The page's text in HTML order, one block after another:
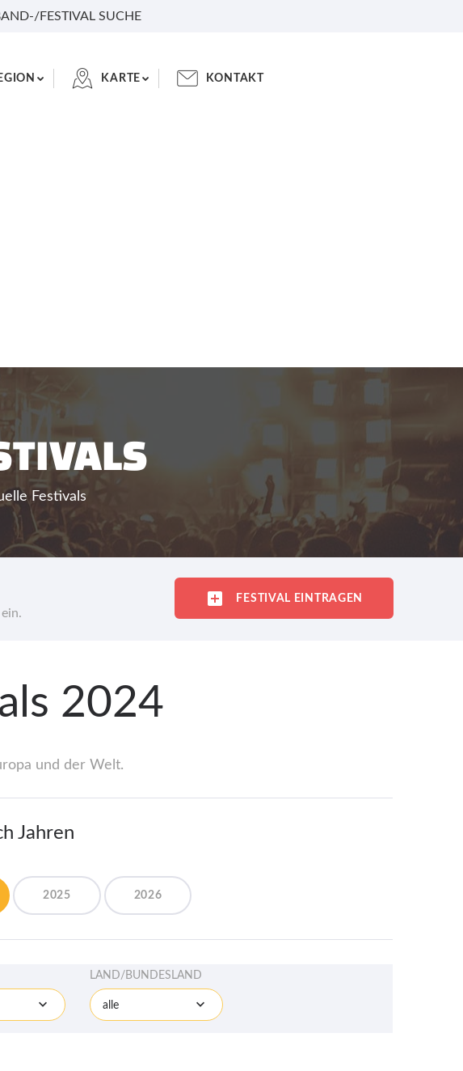
FESTIVAL SUCHE
KARTE KONTAKT
Festivals
FESTIVAL EINTRAGEN
2024
und der Welt.
Jahren
2025 2026
LAND/BUNDESLAND
alle